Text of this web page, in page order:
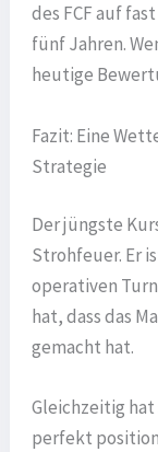
des FCF auf
fünf Jahren.
heutige
Fazit: Eine
Strategie
Der jüngste
Strohfeuer. Er
operativen
hat, dass das
gemacht hat.
Gleichzeitig
perfekt